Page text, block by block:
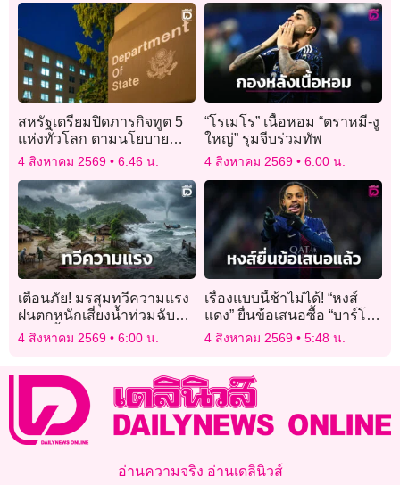
สหรัฐเตรียมปิดภารกิจทูต 5
แห่งทั่วโลก ตามนโยบาย
“อเมริกาต้องมาก่อน”
4 สิงหาคม 2569 6:46 น.
“โรเมโร” เนื้อหอม “ตราหมี-งู
ใหญ่” รุมจีบร่วมทัพ
4 สิงหาคม 2569 6:00 น.
เตือนภัย! มรสุมทวีความแรง
ฝนตกหนักเสี่ยงน้ำท่วมฉับ
พลัน-น้ำป่าหลาก
4 สิงหาคม 2569 6:00 น.
เรื่องแบบนี้ช้าไม่ได้! “หงส์
แดง” ยื่นข้อเสนอซื้อ “บาร์โก
ลา” ทางการ
4 สิงหาคม 2569 5:48 น.
อ่านความจริง อ่านเดลินิวส์